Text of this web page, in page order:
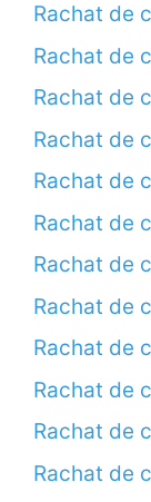
Rachat de
Rachat de
Rachat de
Rachat de
Rachat de
Rachat de
Rachat de
Rachat de
Rachat de
Rachat de
Rachat de
Rachat de